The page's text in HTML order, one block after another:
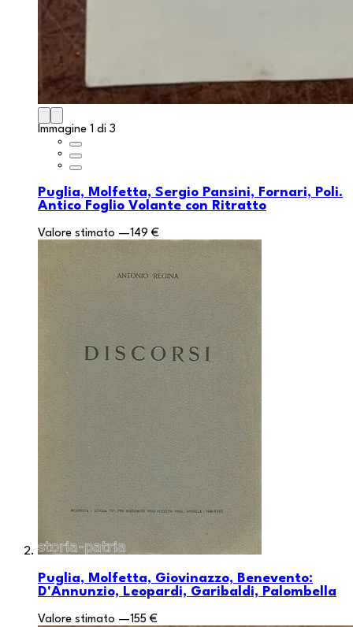
Immagine 1 di 3
Puglia, Molfetta, Sergio Pansini, Fornari, Poli.
Antico Foglio Volante con Ritratto
Valore stimato —149 €
Puglia, Molfetta, Giovinazzo, Benevento:
D'Annunzio, Leopardi, Garibaldi, Palombella
Valore stimato —155 €